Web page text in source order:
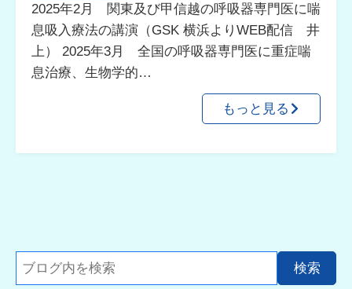
2025年2月 関東及び甲信越の呼吸器専門医に喘
息吸入療法の講演（GSK 横浜よりWEB配信 井
上） 2025年3月 全国の呼吸器専門医に重症喘
息治療、生物学的…
もっと見る